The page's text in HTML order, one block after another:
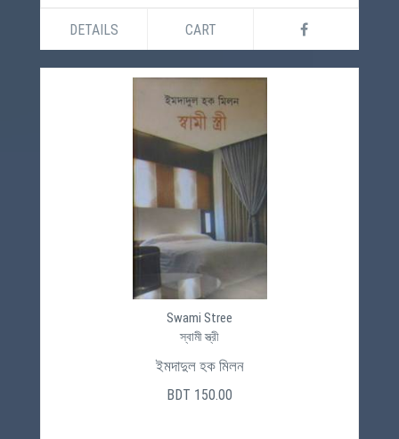
DETAILS CART
Swami Stree
স্বামী স্ত্রী
ইমদাদুল হক মিলন
BDT 150.00